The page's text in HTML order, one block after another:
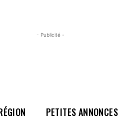
- Publicité -
PETITES ANNONCES